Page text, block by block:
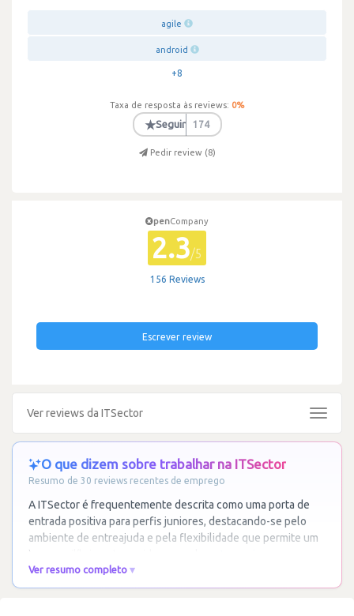
agile
android
+8
Taxa de resposta às reviews: 0%
★Seguir 174
Pedir review (8)
penCompany
2.3/5
156 Reviews
Escrever review
Ver reviews da ITSector
Toggle
O que dizem sobre trabalhar na ITSector
Resumo de 30 reviews recentes de emprego
A ITSector é frequentemente descrita como uma porta de
entrada positiva para perfis juniores, destacando-se pelo
ambiente de entreajuda e pela flexibilidade que permite um
bom equilíbrio entre a vida pessoal e
Ver resumo completo